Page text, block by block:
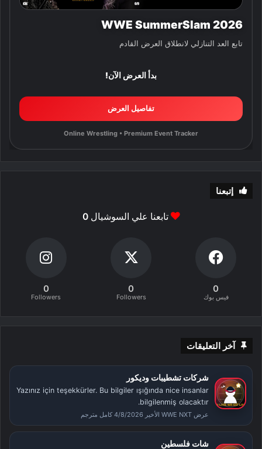
WWE SummerSlam 2026
تابع العد التنازلي لانطلاق العرض القادم
بدأ العرض الآن!
تفاصيل العرض
Online Wrestling • Premium Event Tracker
إتبعنا
تابعنا علي السوشيال0
0
فيس بوك
0
Followers
0
Followers
آخر التعليقات
شركات تشطيبات وديكور
Yazınız için teşekkürler. Bu bilgiler ışığında nice insanlar
bilgilenmiş olacaktır.
عرض WWE NXT الأخير 4/8/2026 كامل مترجم
شات فلسطين